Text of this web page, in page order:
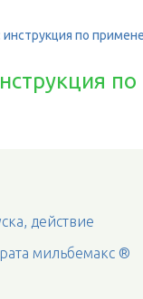
по
действие
мильбемакс ®